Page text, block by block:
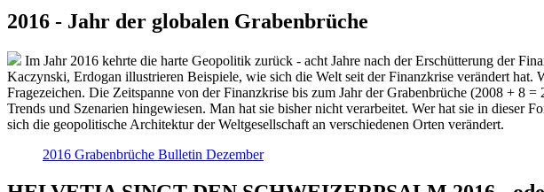
2016 - Jahr der globalen Grabenbrüche
Im Jahr 2016 kehrte die harte Geopolitik zurück - acht Jahre nach der Erschütterung der
Kaczynski, Erdogan illustrieren Beispiele, wie sich die Welt seit der Finanzkrise verändert
Fragezeichen. Die Zeitspanne von der Finanzkrise bis zum Jahr der Grabenbrüche (2008 + 8
Trends und Szenarien hingewiesen. Man hat sie bisher nicht verarbeitet. Wer hat sie in
sich die geopolitische Architektur der Weltgesellschaft an verschiedenen Orten verändert.
2016 Grabenbrüche Bulletin Dezember